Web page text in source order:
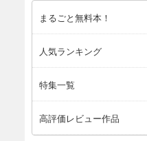
か 1.5
ーン
ている
行動
2.5 説
ニーキ
クシ
ティ
ョン（
シャーか
同名出
まるごと無料本！
人気ランキング
特集一覧
高評価レビュー作品